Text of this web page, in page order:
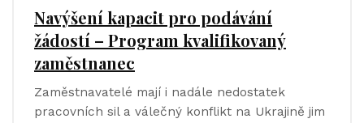
Navýšení kapacit pro podávání
žádostí – Program kvalifikovaný
zaměstnanec
Zaměstnavatelé mají i nadále nedostatek
pracovních sil a válečný konflikt na Ukrajině jim